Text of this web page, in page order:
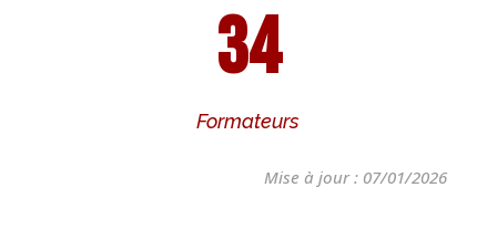
34
Formateurs
Mise à jour : 07/01/2026